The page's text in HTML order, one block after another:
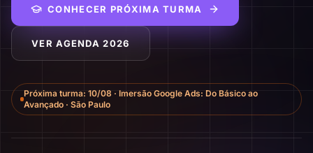
CONHECER PRÓXIMA TURMA
VER AGENDA 2026
Próxima turma: 10/08 · Imersão Google Ads: Do Básico ao
Avançado · São Paulo